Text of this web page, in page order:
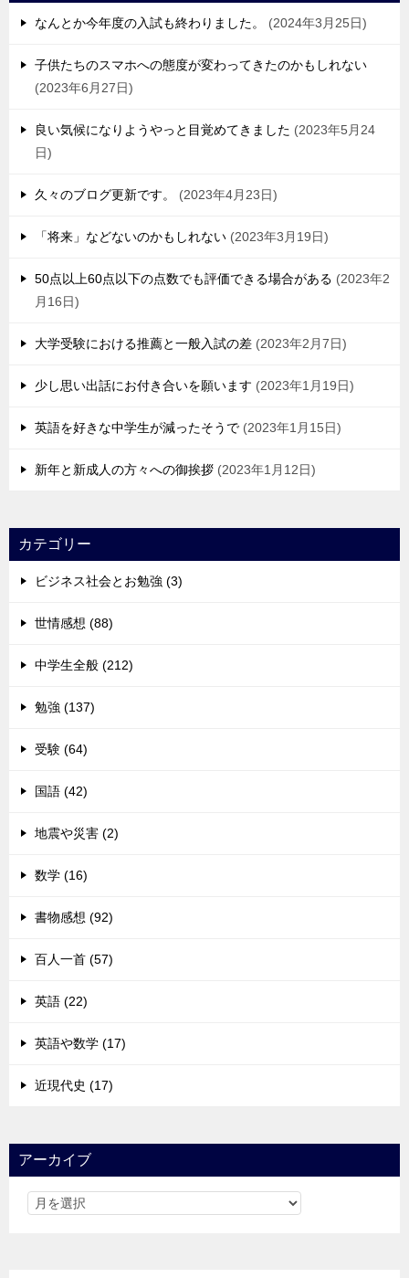
なんとか今年度の入試も終わりました。 2024年3月25日
子供たちのスマホへの態度が変わってきたのかもしれない
2023年6月27日
良い気候になりようやっと目覚めてきました
2023年5月24
日
久々のブログ更新です。 2023年4月23日
「将来」などないのかもしれない 2023年3月19日
50点以上60点以下の点数でも評価できる場合がある
2023年2
月16日
大学受験における推薦と一般入試の差 2023年2月7日
少し思い出話にお付き合いを願います 2023年1月19日
英語を好きな中学生が減ったそうで 2023年1月15日
新年と新成人の方々への御挨拶 2023年1月12日
カテゴリー
ビジネス社会とお勉強 (3)
世情感想 (88)
中学生全般 (212)
勉強 (137)
受験 (64)
国語 (42)
地震や災害 (2)
数学 (16)
書物感想 (92)
百人一首 (57)
英語 (22)
英語や数学 (17)
近現代史 (17)
アーカイブ